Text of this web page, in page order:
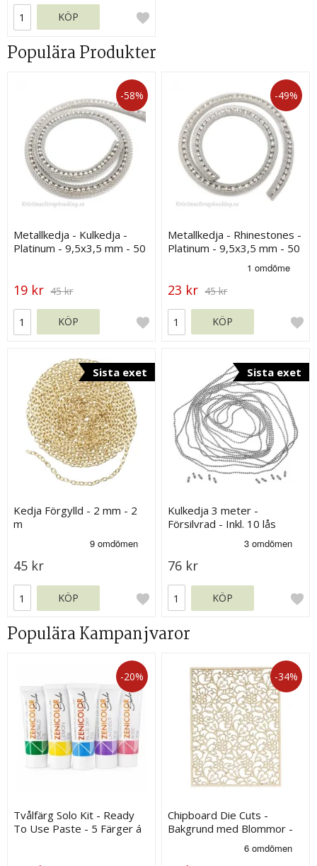
KÖP
Populära Produkter
-58%
Metallkedja - Kulkedja -
Platinum - 9,5x3,5 mm - 50
19 kr 45 kr
KÖP
-49%
Metallkedja - Rhinestones -
Platinum - 9,5x3,5 mm - 50
23 kr 45 kr
KÖP
Sista exet
Kedja Förgylld - 2 mm - 2
m
45 kr
KÖP
Sista exet
Kulkedja 3 meter -
Försilvrad - Inkl. 10 lås
76 kr
KÖP
Populära Kampanjvaror
-20%
Tvålfärg Solo Kit - Ready
To Use Paste - 5 Färger á
-34%
Chipboard Die Cuts -
Bakgrund med Blommor -